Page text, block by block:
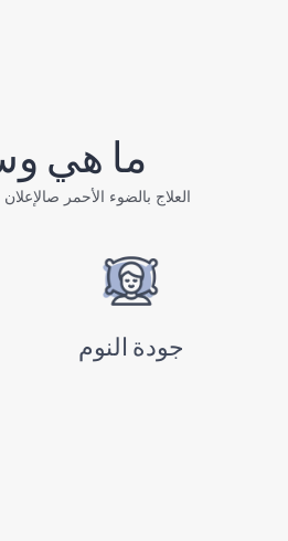
ما هي
العلاج بالضوء الأحمر ص
جودة النوم